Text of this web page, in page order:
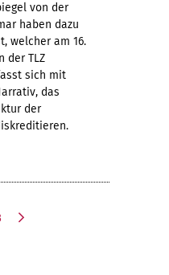
von der
haben dazu
welcher am 16.
der TLZ
sich mit
das
der